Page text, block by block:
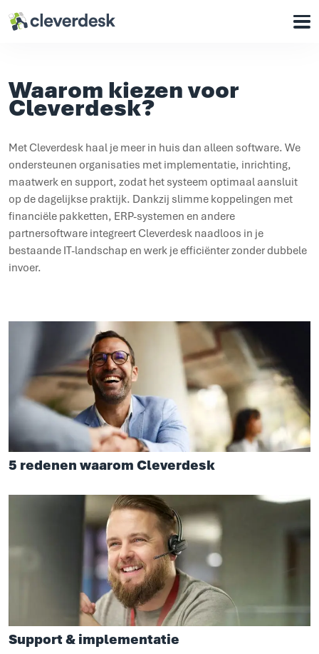
Cleverdesk ERP Software voor mens en materieel
Voor wie
Waarom Cleverdesk
Klantcases
Support
Over ons
Contact
Waarom kiezen voor
Cleverdesk?
Met Cleverdesk haal je meer in huis dan alleen software. We
ondersteunen organisaties met implementatie, inrichting,
maatwerk en support, zodat het systeem optimaal aansluit
op de dagelijkse praktijk. Dankzij slimme koppelingen met
financiële pakketten, ERP-systemen en andere
partnersoftware integreert Cleverdesk naadloos in je
bestaande IT-landschap en werk je efficiënter zonder dubbele
invoer.
5 redenen waarom Cleverdesk
Support & implementatie